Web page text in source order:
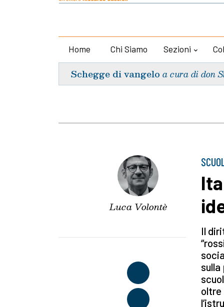
Home Chi Siamo Sezioni
Schegge di vangelo a cura di don
Luca Volontè
Il
oltre